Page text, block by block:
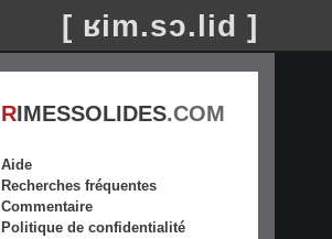
[ ʁim.sɔ.lid ]
RIMESSOLIDES.COM
Aide
Recherches fréquentes
Commentaire
Politique de confidentialité